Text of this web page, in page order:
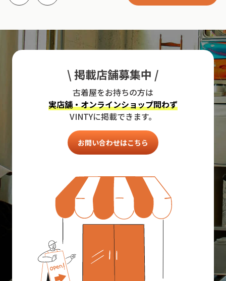
\ 掲載店舗募集中 /
古着屋をお持ちの方は
実店舗・オンラインショップ問わず
VINTYに掲載できます。
お問い合わせはこちら